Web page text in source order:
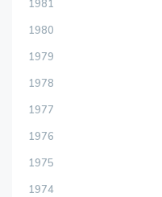
1981
1980
1979
1978
1977
1976
1975
1974